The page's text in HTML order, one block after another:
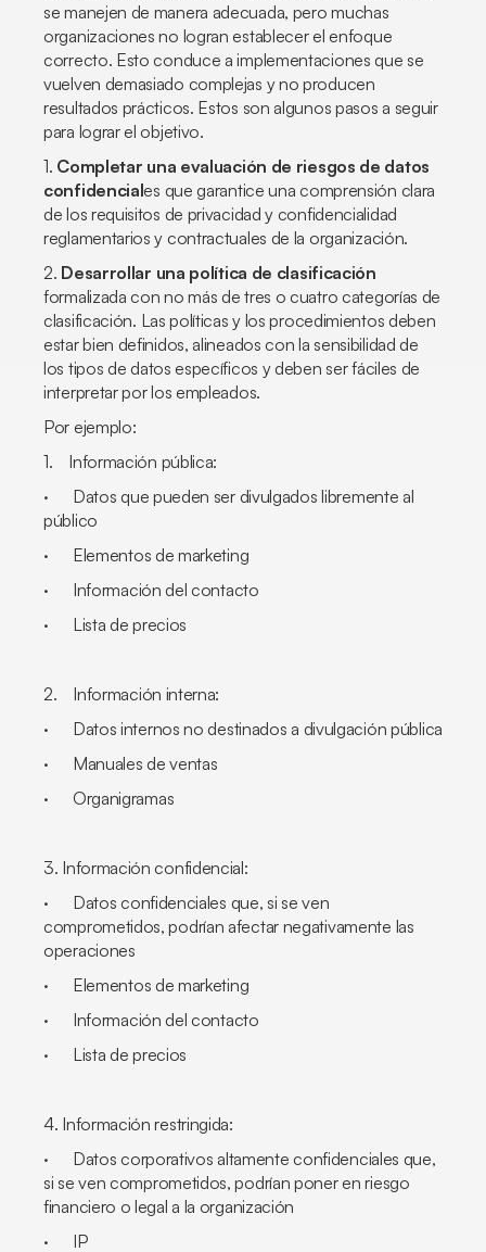
se manejen de manera adecuada, pero muchas
organizaciones no logran establecer el enfoque
correcto. Esto conduce a implementaciones que se
vuelven demasiado complejas y no producen
resultados prácticos. Estos son algunos pasos a seguir
para lograr el objetivo.
1. Completar una evaluación de riesgos de datos
confidenciales que garantice una comprensión clara
de los requisitos de privacidad y confidencialidad
reglamentarios y contractuales de la organización.
2. Desarrollar una política de clasificación
formalizada con no más de tres o cuatro categorías de
clasificación. Las políticas y los procedimientos deben
estar bien definidos, alineados con la sensibilidad de
los tipos de datos específicos y deben ser fáciles de
interpretar por los empleados.
Por ejemplo:
1. Información pública:
· Datos que pueden ser divulgados libremente al
público
· Elementos de marketing
· Información del contacto
· Lista de precios
2. Información interna:
· Datos internos no destinados a divulgación pública
· Manuales de ventas
· Organigramas
3. Información confidencial:
· Datos confidenciales que, si se ven
comprometidos, podrían afectar negativamente las
operaciones
· Elementos de marketing
· Información del contacto
· Lista de precios
4. Información restringida:
· Datos corporativos altamente confidenciales que,
si se ven comprometidos, podrían poner en riesgo
financiero o legal a la organización
· IP